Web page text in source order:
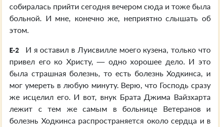
собиралась прийти сегодня вечером сюда и тоже была
больной. И мне, конечно же, неприятно слышать об
этом.
E-2
И я оставил в Луисвилле моего кузена, только что
привел его ко Христу, — одно хорошее дело. И это
была страшная болезнь, то есть болезнь Ходкинса, и
мог умереть в любую минуту. Верю, что Господь сразу
же исцелил его. И вот, внук Брата Джима Вайзхарта
лежит с тем же самым в больнице Ветеранов и
болезнь Ходкинса распространяется около сердца и в